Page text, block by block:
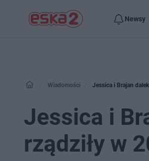
Newsy
Wiadomości Jessica i Brajan
Jessica i
rządziły w